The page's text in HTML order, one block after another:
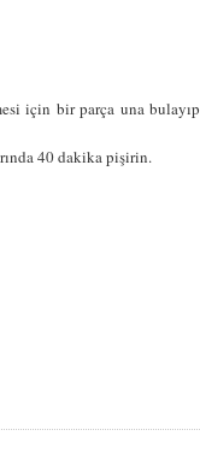
için bir parça una bulayıp
40 dakika pişirin.